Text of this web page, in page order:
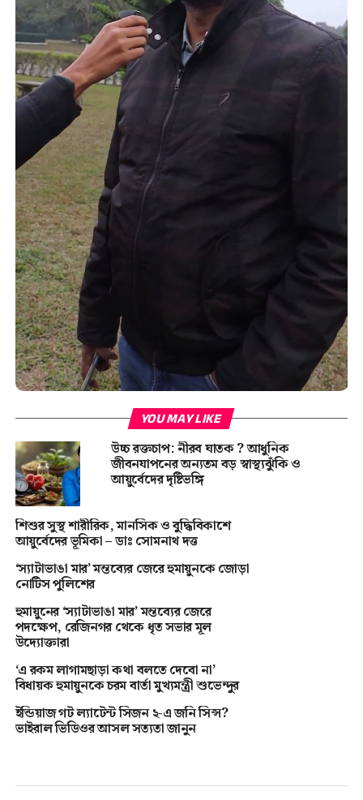
YOU MAY LIKE
উচ্চ রক্তচাপ: নীরব ঘাতক ? আধুনিক
জীবনযাপনের অন্যতম বড় স্বাস্থ্যঝুঁকি ও
আয়ুর্বেদের দৃষ্টিভঙ্গি
শিশুর সুস্থ শারীরিক, মানসিক ও বুদ্ধিবিকাশে
আয়ুর্বেদের ভূমিকা – ডাঃ সোমনাথ দত্ত
‘স্যাটাভাঙা মার’ মন্তব্যের জেরে হুমায়ুনকে জোড়া
নোটিস পুলিশের
হুমায়ুনের ‘স্যাটাভাঙা মার’ মন্তব্যের জেরে
পদক্ষেপ, রেজিনগর থেকে ধৃত সভার মূল
উদ্যোক্তারা
‘এ রকম লাগামছাড়া কথা বলতে দেবো না’
বিধায়ক হুমায়ুনকে চরম বার্তা মুখ্যমন্ত্রী শুভেন্দুর
ইন্ডিয়াজ গট ল্যাটেন্ট সিজন ২-এ জনি সিন্স?
ভাইরাল ভিডিওর আসল সত্যতা জানুন